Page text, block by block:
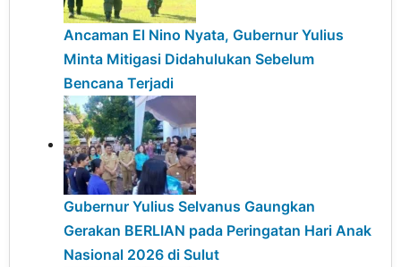
Ancaman El Nino Nyata, Gubernur Yulius
Minta Mitigasi Didahulukan Sebelum
Bencana Terjadi
Gubernur Yulius Selvanus Gaungkan
Gerakan BERLIAN pada Peringatan Hari Anak
Nasional 2026 di Sulut